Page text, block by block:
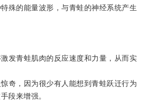
的能量波形，与青蛙的神经系统产生
青蛙肌肉的反应速度和力量，从而实
，因为很少有人能想到青蛙跃迁行为
段来增强。